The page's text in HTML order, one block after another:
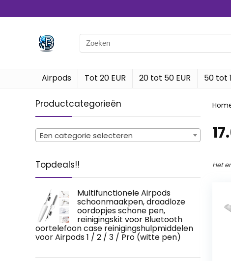
Search
for:
Airpods Tot 20 EUR 20 tot 50 EUR 50 tot
Productcategorieën
Een categorie selecteren
Topdeals!!
Multifunctionele Airpods
schoonmaakpen, draadloze
oordopjes schone pen,
reinigingskit voor Bluetooth
oortelefoon case reinigingshulpmiddelen
voor Airpods 1 / 2 / 3 / Pro (witte pen)
Het